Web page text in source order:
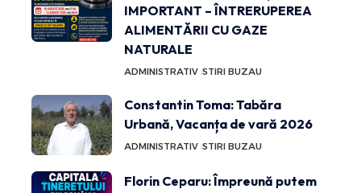
IMPORTANT – ÎNTRERUPEREA
ALIMENTĂRII CU GAZE
NATURALE
ADMINISTRATIV STIRI BUZAU
Constantin Toma: Tabăra
Urbană, Vacanța de vară 2026
ADMINISTRATIV STIRI BUZAU
Florin Ceparu: Împreună putem